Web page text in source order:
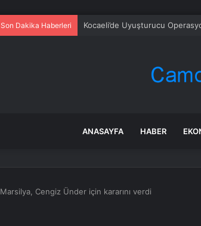
Son Dakika Haberleri Kocaeli’de Uyuşturucu
ANASAYFA HABER
Marsilya, Cengiz Ünder için kararını verdi